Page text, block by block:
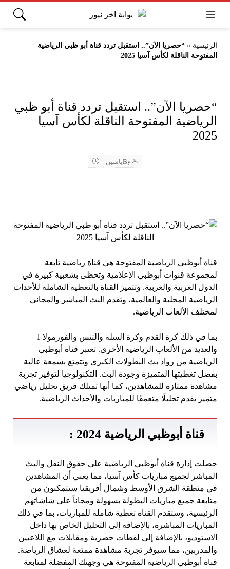
الرئيسية » “حصريا الآن”.. استقبل تردد قناة أبو ظبي الرياضية
المفتوحة الناقلة لكأس آسيا 2025
“حصريا الآن”.. استقبل تردد قناة أبو ظبي
الرياضية المفتوحة الناقلة لكأس آسيا
2025
Byياسين
قناة أبوظبي الرياضية المفتوحة هي قناة رياضية تابعة
لمجموعة قنوات أبوظبي الإعلامية وتحظى بشعبية كبيرة في
الدول العربية والغربية. وتتميز القناة بالتغطية الشاملة للأحداث
الرياضية المحلية والعالمية، وتقدم البث المباشر والمجاني
لمختلف الألعاب الرياضية.
بما في ذلك كرة القدم وكرة السلة والتنس والفورمولا 1
والعديد من الألعاب الرياضية الأخرى. تعتبر قناة أبوظبي
الرياضية من رواد بث البطولات الكبرى وتتمتع بسمعة عالية
بفضل تغطيتها المتميزة وجودة البث. التكنولوجيا لتوفير تجربة
مشاهدة ممتازة للمشاهدين، كما أنها تمتلك فريق تحليل رياضي
متميز يقدم تحليلًا متعمقًا للمباريات والأحداث الرياضية.
قناة أبوظبي الرياضية 2024 :
حصلت إدارة قناة أبوظبي الرياضية على حقوق النقل والبث
المباشر لجميع مباريات كأس آسيا، مما يعني أن المشاهدين
في منطقة الشرق الأوسط وشمال أفريقيا سيتمكنون من
متابعة جميع مباريات البطولة بسهولة ومجاناً على شاشاتهم
الرئيسية، وستقدم القناة تغطية شاملة للمباريات، بما في ذلك
المباريات المباشرة، بالإضافة إلى التحليل الخاص بها داخل
الاستوديو، بالإضافة إلى لقطات حصرية ومقابلات مع اللاعبين
والمدربين، مما سيوفر تجربة مشاهدة ممتعة لعشاق الرياضة.
قناة أبوظبي الرياضية المفتوحة هي وجهتك المفضلة لمتابعة